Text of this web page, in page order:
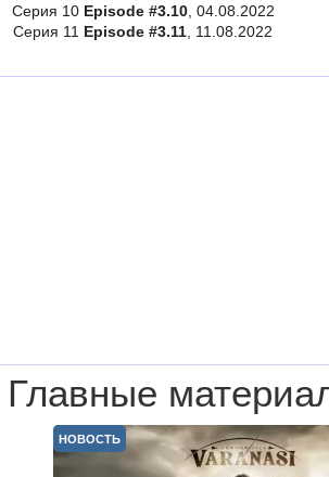
Серия 10 Episode #3.10 , 04.08.2022
Серия 11 Episode #3.11 , 11.08.2022
Главные
НОВОСТЬ